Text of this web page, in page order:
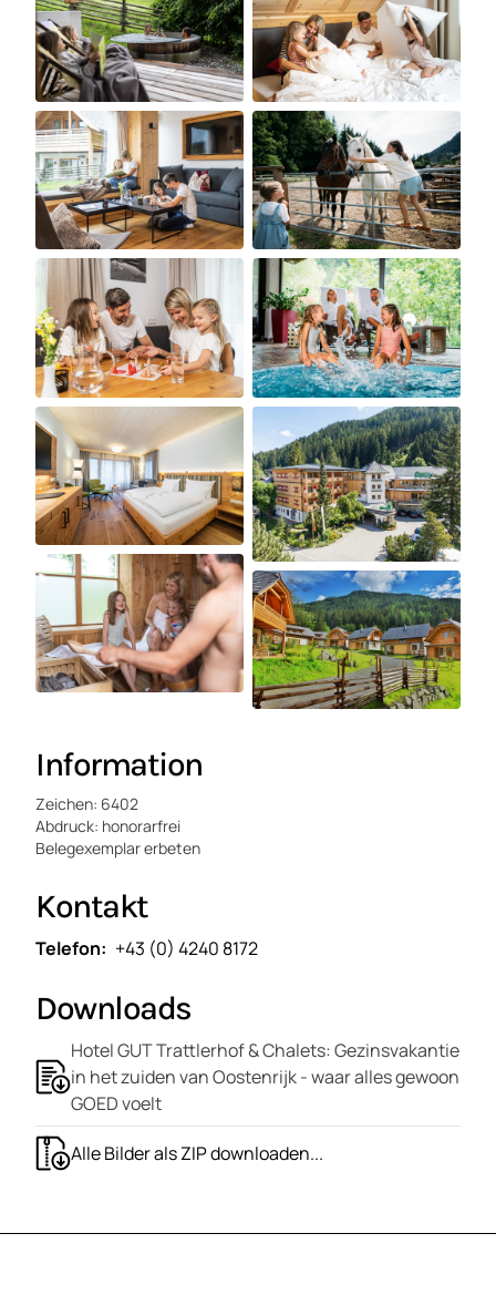
Information
Zeichen: 6402
Abdruck: honorarfrei
Belegexemplar erbeten
Kontakt
Telefon +43 (0) 4240 8172
Downloads
Hotel GUT Trattlerhof & Chalets: Gezinsvakantie
in het zuiden van Oostenrijk - waar alles gewoon
GOED voelt
Alle Bilder als ZIP downloaden...